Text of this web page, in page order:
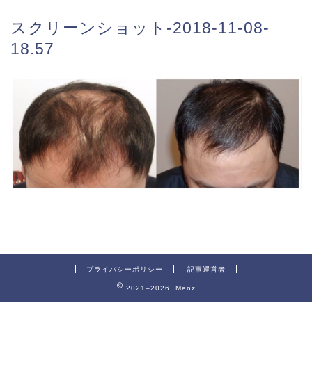
スクリーンショット-2018-11-08-
18.57
プライバシーポリシー 記事運営者
2021–2026 Menz